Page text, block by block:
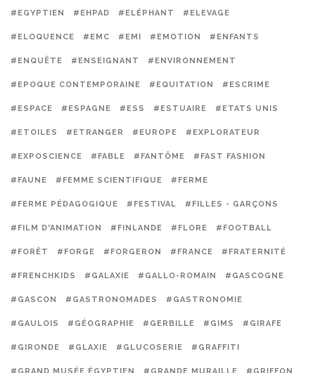
#EGYPTIEN #EHPAD #ELÉPHANT #ELEVAGE
#ELOQUENCE #EMC #EMI #EMOTION #ENFANTS
#ENQUÊTE #ENSEIGNANT #ENVIRONNEMENT
#EPOQUE CONTEMPORAINE #EQUITATION #ESCRIME
#ESPACE #ESPAGNE #ESS #ESTUAIRE #ETATS UNIS
#ETOILES #ETRANGER #EUROPE #EXPLORATEUR
#EXPOSCIENCE #FABLE #FANTÔME #FAST FASHION
#FAUNE #FEMME SCIENTIFIQUE #FERME
#FERME PÉDAGOGIQUE #FESTIVAL #FILLES - GARÇONS
#FILM D'ANIMATION #FINLANDE #FLORE #FOOTBALL
#FORÊT #FORGE #FORGERON #FRANCE #FRATERNITÉ
#FRENCHKIDS #GALAXIE #GALLO-ROMAIN #GASCOGNE
#GASCON #GASTRONOMADES #GASTRONOMIE
#GAULOIS #GÉOGRAPHIE #GERBILLE #GIMS #GIRAFE
#GIRONDE #GLAXIE #GLUCOSERIE #GRAFFITI